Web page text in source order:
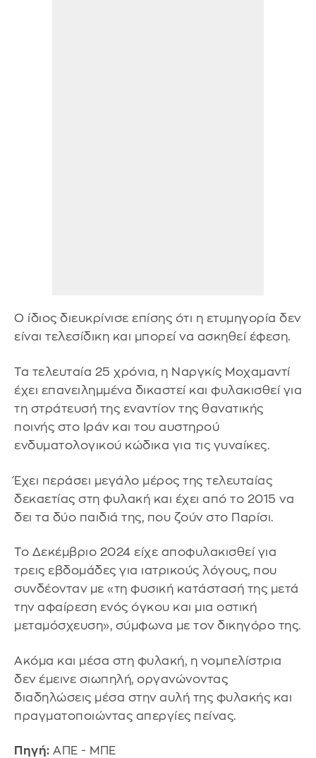
Ο ίδιος διευκρίνισε επίσης ότι η ετυμηγορία δεν
είναι τελεσίδικη και μπορεί να ασκηθεί έφεση.
Τα τελευταία 25 χρόνια, η Ναργκίς Μοχαμαντί
έχει επανειλημμένα δικαστεί και φυλακισθεί για
τη στράτευσή της εναντίον της θανατικής
ποινής στο Ιράν και του αυστηρού
ενδυματολογικού κώδικα για τις γυναίκες.
Έχει περάσει μεγάλο μέρος της τελευταίας
δεκαετίας στη φυλακή και έχει από το 2015 να
δει τα δύο παιδιά της, που ζούν στο Παρίσι.
Το Δεκέμβριο 2024 είχε αποφυλακισθεί για
τρεις εβδομάδες για ιατρικούς λόγους, που
συνδέονταν με «τη φυσική κατάστασή της μετά
την αφαίρεση ενός όγκου και μια οστική
μεταμόσχευση», σύμφωνα με τον δικηγόρο της.
Ακόμα και μέσα στη φυλακή, η νομπελίστρια
δεν έμεινε σιωπηλή, οργανώνοντας
διαδηλώσεις μέσα στην αυλή της φυλακής και
πραγματοποιώντας απεργίες πείνας.
Πηγή: ΑΠΕ - ΜΠΕ